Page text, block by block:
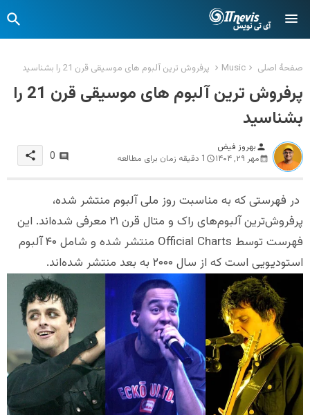
صفحهٔ اصلی Music پرفروش ترین آلبوم های موسیقی قرن 21 را بشناسید
پرفروش ترین آلبوم های موسیقی قرن 21 را
بشناسید
person بهروز فیض
مهر ۲۹, ۱۴۰۴
1 دقیقه زمان برای مطالعه 0
share
در فهرستی که به مناسبت روز ملی آلبوم منتشر شده،
پرفروش‌ترین آلبوم‌های راک و متال قرن ۲۱ معرفی شده‌اند. این
فهرست توسط Official Charts منتشر شده و شامل ۴۰ آلبوم
استودیویی است که از سال ۲۰۰۰ به بعد منتشر شده‌اند.